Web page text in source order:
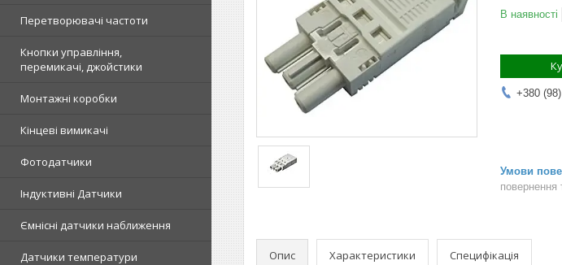
Перетворювачі частоти
Кнопки управління,
перемикачі, джойстики
Монтажні коробки
Кінцеві вимикачі
Фотодатчики
Індуктивні Датчики
Ємнісні датчики наближення
Датчики температури
В наявності
+380
повернення
Опис Характеристики Специфікація